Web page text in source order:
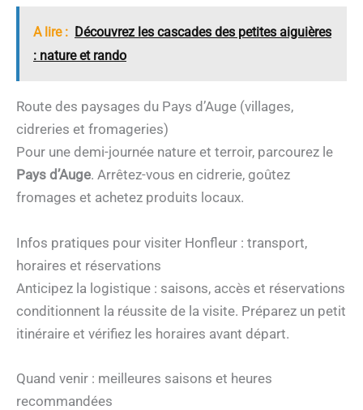
A lire : Découvrez les cascades des petites aiguières
: nature et rando
Route des paysages du Pays d’Auge (villages,
cidreries et fromageries)
Pour une demi-journée nature et terroir, parcourez le
Pays d’Auge. Arrêtez-vous en cidrerie, goûtez
fromages et achetez produits locaux.
Infos pratiques pour visiter Honfleur : transport,
horaires et réservations
Anticipez la logistique : saisons, accès et réservations
conditionnent la réussite de la visite. Préparez un petit
itinéraire et vérifiez les horaires avant départ.
Quand venir : meilleures saisons et heures
recommandées